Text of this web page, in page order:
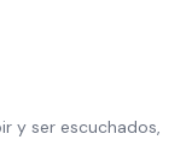
y ser escuchados,